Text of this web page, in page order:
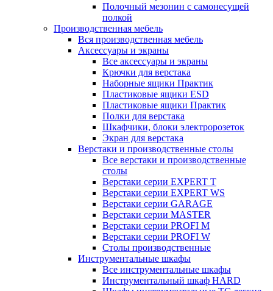
Полочный мезонин с самонесущей
полкой
Производственная мебель
Вся производственная мебель
Аксессуары и экраны
Все аксессуары и экраны
Крючки для верстака
Наборные ящики Практик
Пластиковые ящики ESD
Пластиковые ящики Практик
Полки для верстака
Шкафчики, блоки электророзеток
Экран для верстака
Верстаки и производственные столы
Все верстаки и производственные
столы
Верстаки серии EXPERT T
Верстаки серии EXPERT WS
Верстаки серии GARAGE
Верстаки серии MASTER
Верстаки серии PROFI M
Верстаки серии PROFI W
Столы производственные
Инструментальные шкафы
Все инструментальные шкафы
Инструментальный шкаф HARD